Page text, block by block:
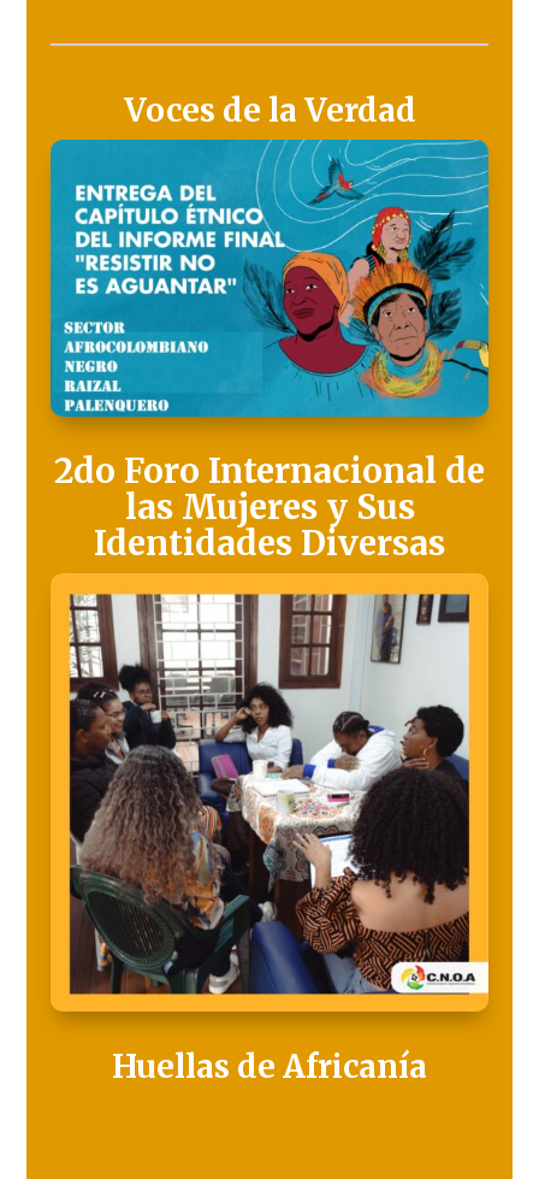
Voces de la Verdad
2do Foro Internacional de
las Mujeres y Sus
Identidades Diversas
Huellas de Africanía